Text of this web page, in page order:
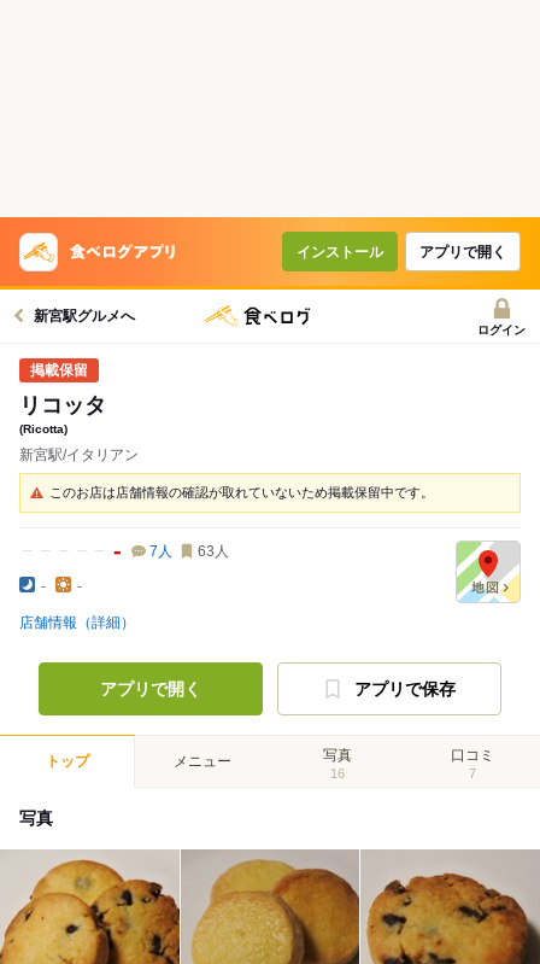
インストール アプリで開く
新宮駅グルメへ
ログイン
リコッタ
(Ricotta)
新宮駅/イタリアン
このお店は店舗情報の確認が取れていないため掲載保留中です。
- 7 人 63 人
- -
店舗情報（詳細）
アプリで開く アプリで保存
トップ メニュー 写真
16
口コミ
7
写真